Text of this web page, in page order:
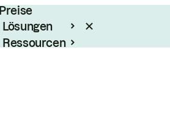
Preise
Lösungen
Ressourcen